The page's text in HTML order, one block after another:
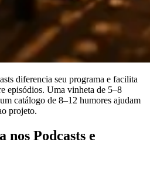
diferencia seu programa e facilita
episódios. Uma vinheta de 5–8
catálogo de 8–12 humores ajudam
projeto.
nos Podcasts e